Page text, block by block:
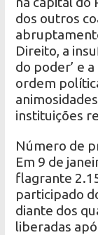
dos outros
Direito, a
do poder’ e
ordem
instituições
Número de
Em 9 de
flagrante
participado
diante dos
liberadas